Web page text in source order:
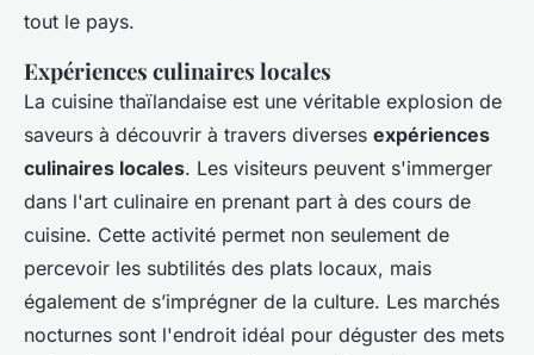
tout le pays.
Expériences culinaires locales
La cuisine thaïlandaise est une véritable explosion de
saveurs à découvrir à travers diverses expériences
culinaires locales. Les visiteurs peuvent s'immerger
dans l'art culinaire en prenant part à des cours de
cuisine. Cette activité permet non seulement de
percevoir les subtilités des plats locaux, mais
également de s’imprégner de la culture. Les marchés
nocturnes sont l'endroit idéal pour déguster des mets